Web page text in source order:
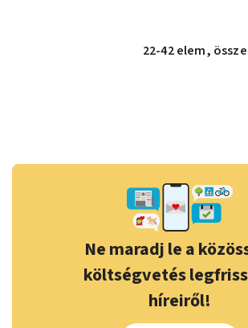
22-42elem,
Ne maradj le a
költségvetés
híreiről!